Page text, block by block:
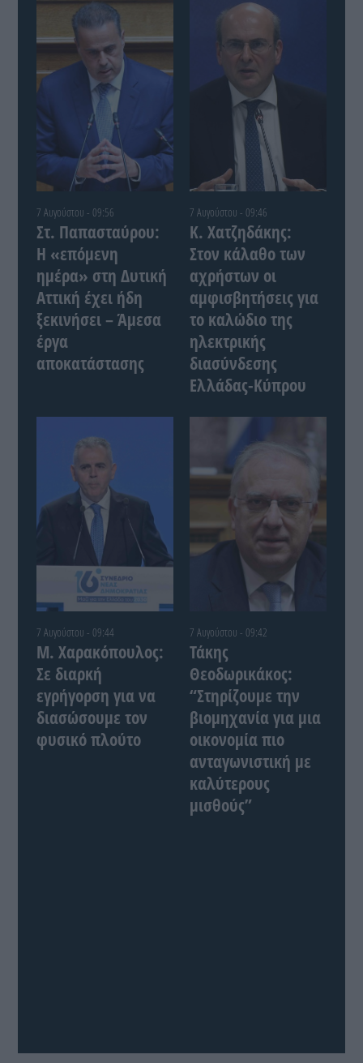
7 Αυγούστου - 09:56
Στ. Παπασταύρου:
Η «επόμενη
ημέρα» στη Δυτική
Αττική έχει ήδη
ξεκινήσει – Άμεσα
έργα
αποκατάστασης
7 Αυγούστου - 09:46
Κ. Χατζηδάκης:
Στον κάλαθο των
αχρήστων οι
αμφισβητήσεις για
το καλώδιο της
ηλεκτρικής
διασύνδεσης
Ελλάδας-Κύπρου
7 Αυγούστου - 09:44
Μ. Χαρακόπουλος:
Σε διαρκή
εγρήγορση για να
διασώσουμε τον
φυσικό πλούτο
7 Αυγούστου - 09:42
Τάκης
Θεοδωρικάκος:
“Στηρίζουμε την
βιομηχανία για μια
οικονομία πιο
ανταγωνιστική με
καλύτερους
μισθούς”